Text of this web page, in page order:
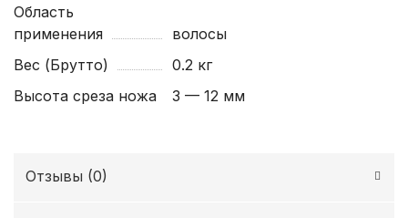
Область
применения
волосы
Вес (Брутто)
0.2 кг
Высота среза ножа
3 — 12 мм
Отзывы (0)